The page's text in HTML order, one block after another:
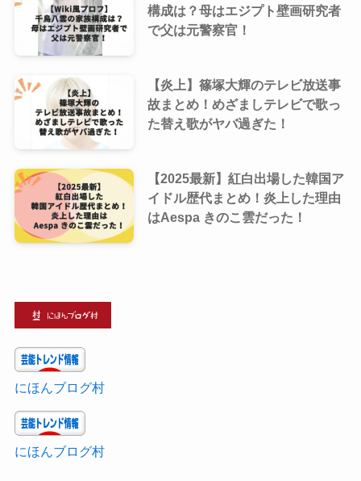
構成は？母はエジプト壁画研究者
で父は元警察官！
【炎上】篠塚大輝のテレビ放送事
故まとめ！めざましテレビで歌っ
た替え歌がヤバ過ぎた！
【2025最新】紅白出場した韓国ア
イドル歴代まとめ！炎上した理由
はAespa きのこ雲だった！
にほんブログ村
にほんブログ村